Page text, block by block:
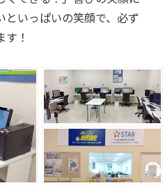
といっぱいの笑顔で、必ず
！